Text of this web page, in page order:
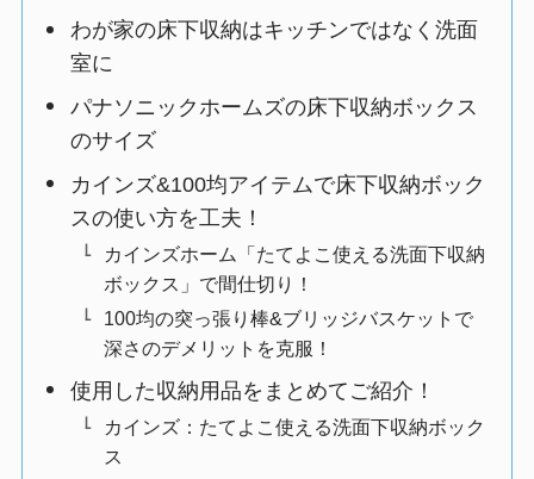
わが家の床下収納はキッチンではなく洗面
室に
パナソニックホームズの床下収納ボックス
のサイズ
カインズ&100均アイテムで床下収納ボック
スの使い方を工夫！
カインズホーム「たてよこ使える洗面下収納
ボックス」で間仕切り！
100均の突っ張り棒&ブリッジバスケットで
深さのデメリットを克服！
使用した収納用品をまとめてご紹介！
カインズ：たてよこ使える洗面下収納ボック
ス